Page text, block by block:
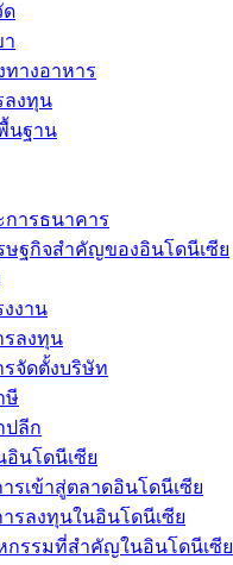
ด
า
างอาหาร
ลงทุน
นฐาน
การธนาคาร
ษฐกิจสำคัญของอินโดนีเซีย
งาน
รลงทุน
จัดตั้งบริษัท
ษี
ปลีก
อินโดนีเซีย
รเข้าสู่ตลาดอินโดนีเซีย
รลงทุนในอินโดนีเซีย
กรรมที่สำคัญในอินโดนีเซีย